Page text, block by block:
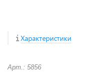
Характеристики
Арт.: 5856